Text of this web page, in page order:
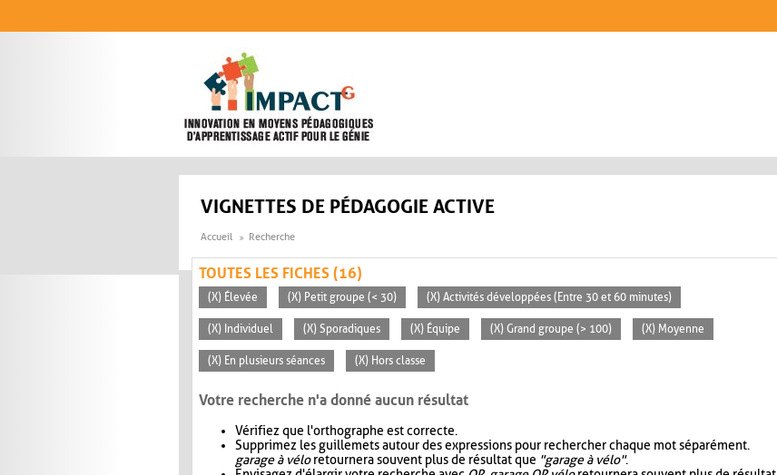
VIGNETTES DE PÉDAGOGIE ACTIVE
Accueil Recherche
TOUTES LES FICHES (16)
(X) Élevée (X) Petit groupe (< 30) (X) Activités développées (Entre 30 et 60 minutes)
(X) Individuel (X) Sporadiques (X) Équipe (X) Grand groupe (> 100) (X) Moyenne
(X) En plusieurs séances (X) Hors classe
Votre recherche n'a donné aucun résultat
Vérifiez que l'orthographe est correcte.
Supprimez les guillemets autour des expressions pour rechercher chaque mot séparément.
garage à véloretournera souvent plus de résultat que "garage à vélo".